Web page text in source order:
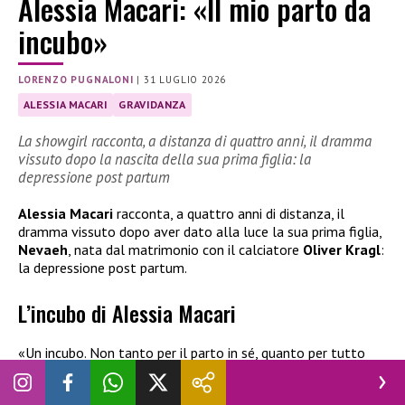
Alessia Macari: «Il mio parto da
incubo»
LORENZO PUGNALONI |31 LUGLIO 2026
ALESSIA MACARI GRAVIDANZA
La showgirl racconta, a distanza di quattro anni, il dramma
vissuto dopo la nascita della sua prima figlia: la
depressione post partum
Alessia Macari racconta, a quattro anni di distanza, il
dramma vissuto dopo aver dato alla luce la sua prima figlia,
Nevaeh , nata dal matrimonio con il calciatore Oliver Kragl:
la depressione post partum.
L’incubo di Alessia Macari
«Un incubo. Non tanto per il parto in sé, quanto per tutto
quello che è successo intorno». Un momento che sarebbe
dovuto essere di pura gioia, si trasformò invece in